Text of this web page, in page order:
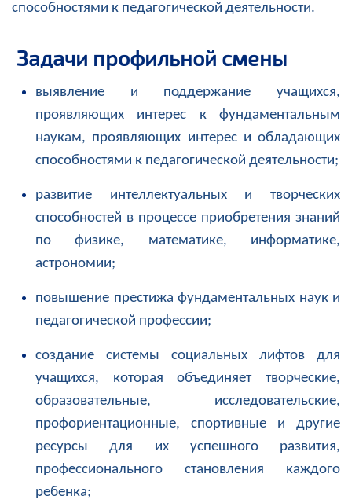
способностями к педагогической деятельности.
Задачи профильной смены
выявление и поддержание учащихся,
проявляющих интерес к фундаментальным
наукам, проявляющих интерес и обладающих
способностями к педагогической деятельности;
развитие интеллектуальных и творческих
способностей в процессе приобретения знаний
по физике, математике, информатике,
астрономии;
повышение престижа фундаментальных наук и
педагогической профессии;
создание системы социальных лифтов для
учащихся, которая объединяет творческие,
образовательные, исследовательские,
профориентационные, спортивные и другие
ресурсы для их успешного развития,
профессионального становления каждого
ребенка;